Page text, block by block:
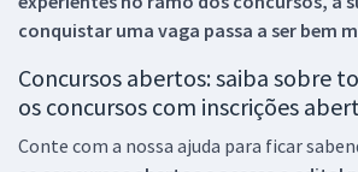
conquistar uma vaga passa a ser bem
Concursos abertos: saiba sobre
os concursos com inscrições
Conte com a nossa ajuda para ficar